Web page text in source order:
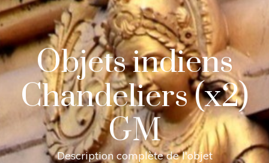
Objets indiens
Chandeliers (x2)
GM
Description complète de l'objet